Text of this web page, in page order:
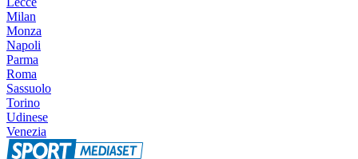
Milan
Monza
Napoli
Parma
Roma
Sassuolo
Torino
Udinese
Venezia